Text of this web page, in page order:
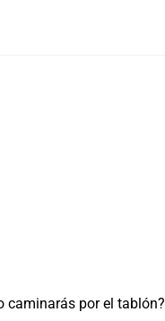
caminarás por el tablón?